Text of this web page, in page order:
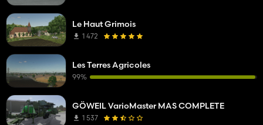
Le Haut Grimois
1 472
Les Terres Agricoles
99%
GÖWEIL VarioMaster MAS COMPLETE
1 537